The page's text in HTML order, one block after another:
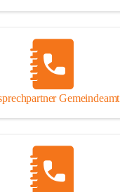
Gemeindeamt